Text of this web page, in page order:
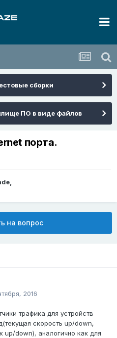
сборки
ПО в виде файлов
порта.
,
на вопрос
2016
трафика для устройств
скорость up/down,
up/down), аналогично как для